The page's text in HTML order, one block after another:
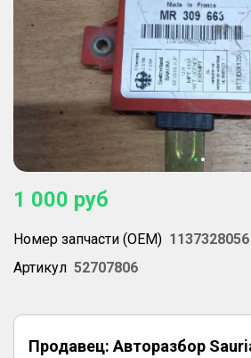
1 000 руб
Номер запчасти (OEM) 1137328056
Артикул 52707806
Продавец: Авторазбор